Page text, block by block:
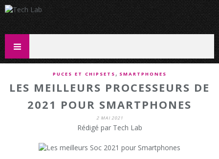
PUCES ET CHIPSETS , SMARTPHONES
LES MEILLEURS PROCESSEURS DE
2021 POUR SMARTPHONES
2 MAI 2021
Rédigé par Tech Lab